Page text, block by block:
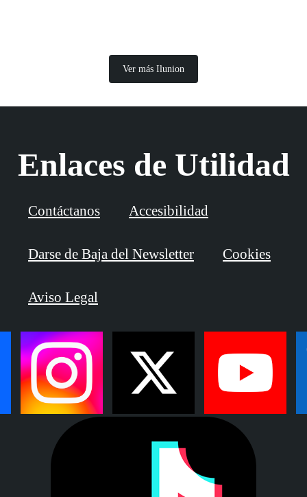
Ver más Ilunion
Enlaces de Utilidad
Contáctanos Accesibilidad
Darse de Baja del Newsletter Cookies
Aviso Legal